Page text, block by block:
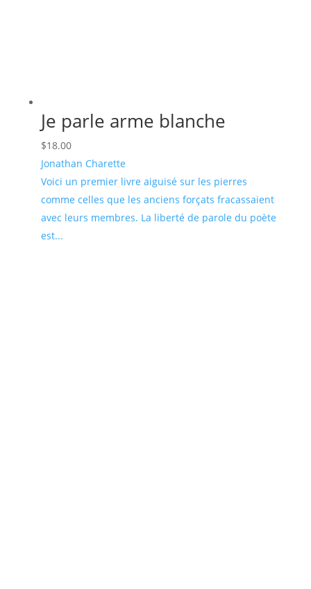
Je parle arme blanche
$18.00
Jonathan Charette
Voici un premier livre aiguisé sur les pierres
comme celles que les anciens forçats fracassaient
avec leurs membres. La liberté de parole du poète
est...